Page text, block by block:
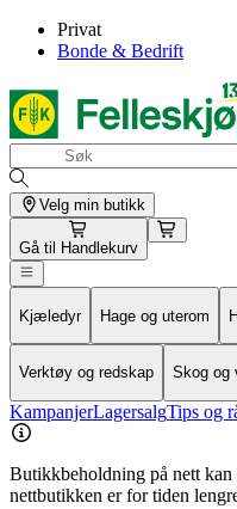
Privat
Bonde & Bedrift
Velg min butikk
Gå til Handlekurv
Kjæledyr Hage og uterom
Verktøy og redskap Skog og
KampanjerLagersalgTips og
Butikkbeholdning på nett
nettbutikken er for tiden